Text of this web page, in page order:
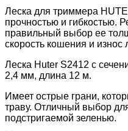
Леска для триммера
прочностью и гибкостью.
правильный выбор ее
скорость кошения и износ
Леска Huter S2412 с
2,4 мм, длина 12 м.
Имеет острые грани,
траву. Отличный выбор
подстригаемой зеленью.